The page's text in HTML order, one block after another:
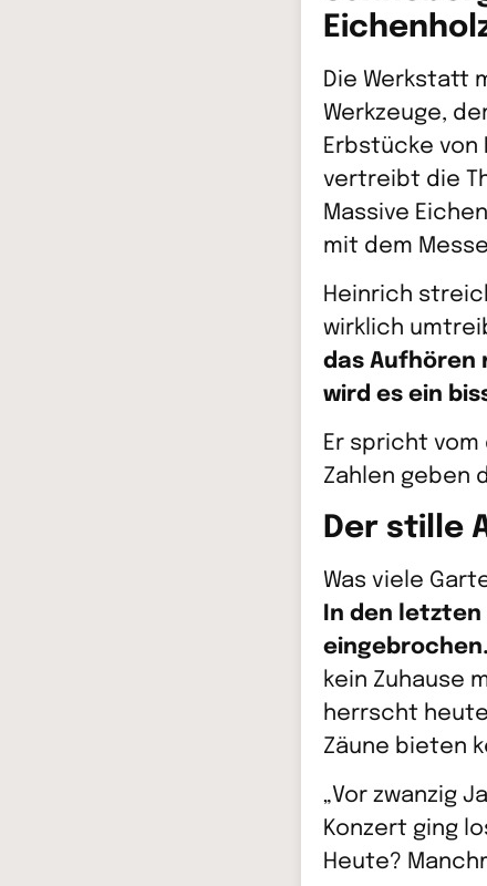
Die Werkstatt
Werkzeuge,
Erbstücke von
vertreibt die
Massive
mit dem
Heinrich
wirklich
das Aufhören
wird es ein
Er spricht vom
Zahlen geben
Der stille
Was viele
In den
eingebrochen.
kein Zuhause
herrscht
Zäune bieten
„Vor zwanzig
Konzert ging
Heute?